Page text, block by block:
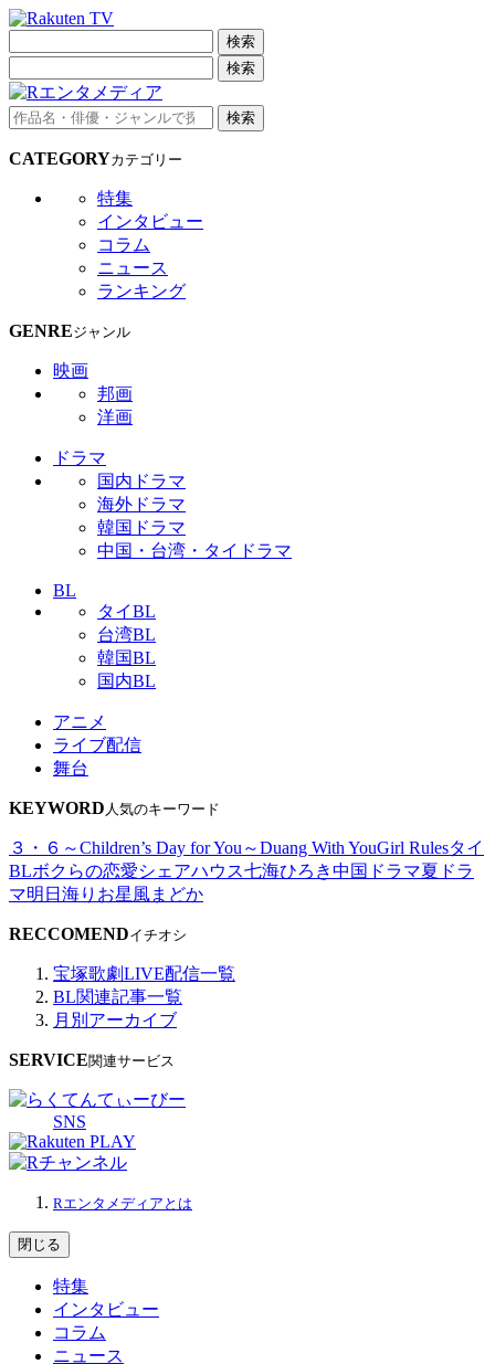
検索
検索
検索
CATEGORYカテゴリー
特集
インタビュー
コラム
ニュース
ランキング
GENREジャンル
映画
邦画
洋画
ドラマ
国内ドラマ
海外ドラマ
韓国ドラマ
中国・台湾・タイドラマ
BL
タイBL
台湾BL
韓国BL
国内BL
アニメ
ライブ配信
舞台
KEYWORD 人気のキーワード
３・６～Children’s Day for You～Duang With YouGirl Rulesタイ
BLボクらの恋愛シェアハウス七海ひろき中国ドラマ夏ドラ
マ明日海りお星風まどか
RECCOMENDイチオシ
宝塚歌劇LIVE配信一覧
BL関連記事一覧
月別アーカイブ
SERVICE関連サービス
SNS
Rエンタメディアとは
閉じる
特集
インタビュー
コラム
ニュース